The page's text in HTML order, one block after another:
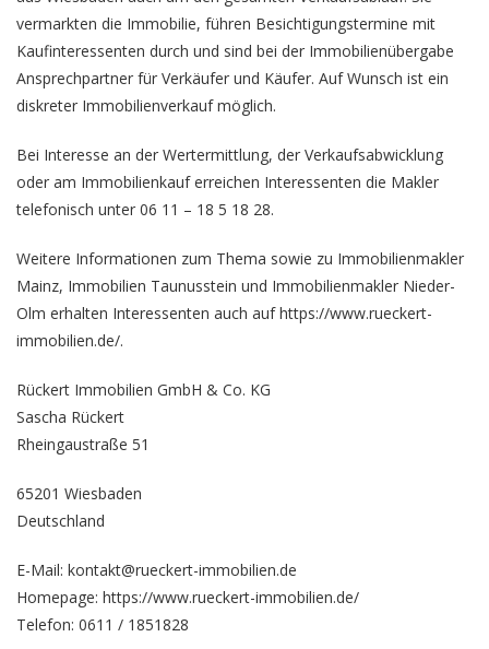
vermarkten die Immobilie, führen Besichtigungstermine mit
Kaufinteressenten durch und sind bei der Immobilienübergabe
Ansprechpartner für Verkäufer und Käufer. Auf Wunsch ist ein
diskreter Immobilienverkauf möglich.
Bei Interesse an der Wertermittlung, der Verkaufsabwicklung
oder am Immobilienkauf erreichen Interessenten die Makler
telefonisch unter 06 11 – 18 5 18 28.
Weitere Informationen zum Thema sowie zu Immobilienmakler
Mainz, Immobilien Taunusstein und Immobilienmakler Nieder-
Olm erhalten Interessenten auch auf https://www.rueckert-
immobilien.de/.
Rückert Immobilien GmbH & Co. KG
Sascha Rückert
Rheingaustraße 51
65201 Wiesbaden
Deutschland
E-Mail: kontakt@rueckert-immobilien.de
Homepage: https://www.rueckert-immobilien.de/
Telefon: 0611 / 1851828